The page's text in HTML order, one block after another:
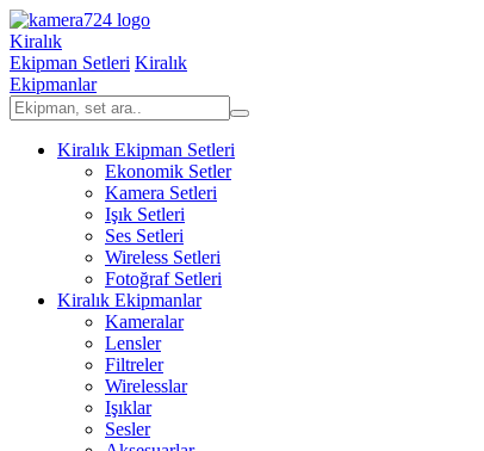
Kiralık
Ekipman Setleri Kiralık
Ekipmanlar
Kiralık Ekipman Setleri
Ekonomik Setler
Kamera Setleri
Işık Setleri
Ses Setleri
Wireless Setleri
Fotoğraf Setleri
Kiralık Ekipmanlar
Kameralar
Lensler
Filtreler
Wirelesslar
Işıklar
Sesler